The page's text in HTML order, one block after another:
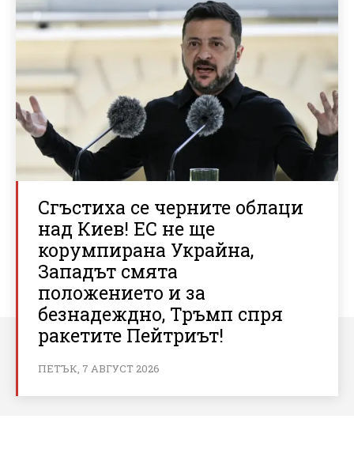
Сгъстиха се черните облаци
над Киев! ЕС не ще
корумпирана Украйна,
Западът смята
положението и за
безнадеждно, Тръмп спря
ракетите Пейтриът!
ПЕТЪК, 7 АВГУСТ 2026